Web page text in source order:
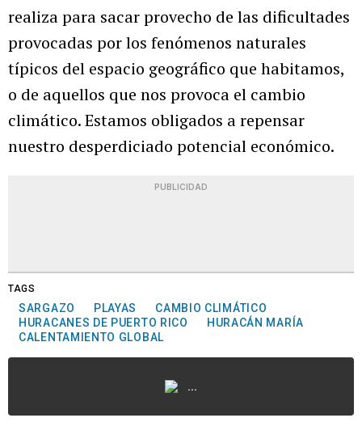
realiza para sacar provecho de las dificultades
provocadas por los fenómenos naturales
típicos del espacio geográfico que habitamos,
o de aquellos que nos provoca el cambio
climático. Estamos obligados a repensar
nuestro desperdiciado potencial económico.
PUBLICIDAD
TAGS
SARGAZO PLAYAS
CAMBIO CLIMÁTICO
HURACANES DE PUERTO RICO
HURACÁN MARÍA
CALENTAMIENTO GLOBAL
...